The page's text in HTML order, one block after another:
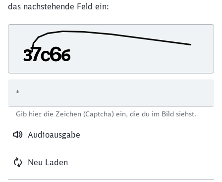
das nachstehende Feld ein:
Audioausgabe
Neu Laden
*
Gib hier die Zeichen (Captcha) ein, die du im Bild siehst.
Schließen
Möchten Sie zuweitergeleitet